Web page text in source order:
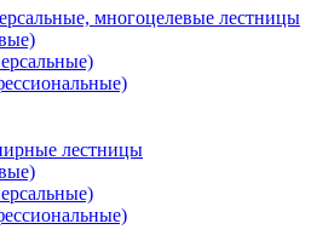
многоцелевые лестницы
лестницы